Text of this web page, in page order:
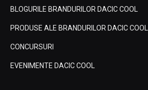
BLOGURILE BRANDURILOR DACIC COOL
PRODUSE ALE BRANDURILOR DACIC COOL
CONCURSURI
EVENIMENTE DACIC COOL